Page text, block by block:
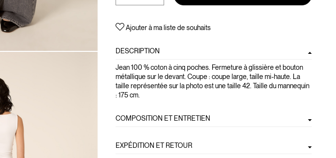
Ajouter à ma liste de souhaits
DESCRIPTION
Jean 100 % coton à cinq poches. Fermeture à glissière et bouton
métallique sur le devant. Coupe : coupe large, taille mi-haute. La
taille représentée sur la photo est une taille 42. Taille du mannequin
: 175 cm.
COMPOSITION ET ENTRETIEN
EXPÉDITION ET RETOUR